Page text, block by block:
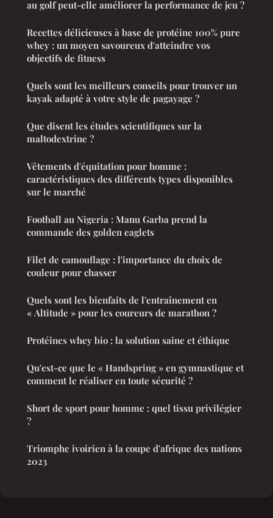
au golf peut-elle améliorer la performance de jeu ?
Recettes délicieuses à base de protéine 100% pure
whey : un moyen savoureux d'atteindre vos
objectifs de fitness
Quels sont les meilleurs conseils pour trouver un
kayak adapté à votre style de pagayage ?
Que disent les études scientifiques sur la
maltodextrine ?
Vêtements d'équitation pour homme :
caractéristiques des différents types disponibles
sur le marché
Football au Nigeria : Manu Garba prend la
commande des golden eaglets
Filet de camouflage : l'importance du choix de
couleur pour chasser
Quels sont les bienfaits de l'entraînement en
« Altitude » pour les coureurs de marathon ?
Protéines whey bio : la solution saine et éthique
Qu'est-ce que le « Handspring » en gymnastique et
comment le réaliser en toute sécurité ?
Short de sport pour homme : quel tissu privilégier
?
Triomphe ivoirien à la coupe d'afrique des nations
2023